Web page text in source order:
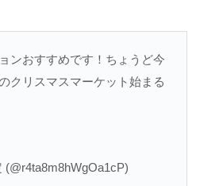
ンおすすめです！ちょうど今
クリスマスマーケット始まる